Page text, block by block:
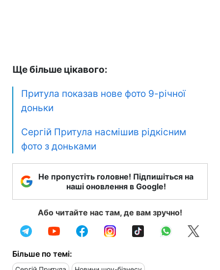
Ще більше цікавого:
Притула показав нове фото 9-річної
доньки
Сергій Притула насмішив рідкісним
фото з доньками
Не пропустіть головне! Підпишіться на
наші оновлення в Google!
Або читайте нас там, де вам зручно!
Більше по темі: